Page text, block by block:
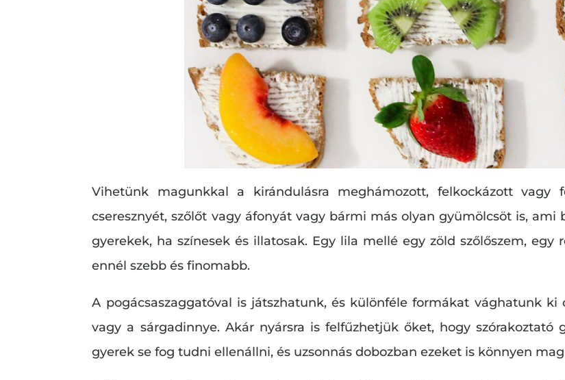
Vihetünk magunkkal a kirándulásra meghámozott, felkockázott vagy
cseresznyét, szőlőt vagy áfonyát vagy bármi más olyan gyümölcsöt is,
gyerekek, ha színesek és illatosak. Egy lila mellé egy zöld szőlőszem,
ennél szebb és finomabb.
A pogácsaszaggatóval is játszhatunk, és különféle formákat vághatunk
vagy a sárgadinnye. Akár nyársra is felfűzhetjük őket, hogy szórakoztató
gyerek se fog tudni ellenállni, és uzsonnás dobozban ezeket is könnyen